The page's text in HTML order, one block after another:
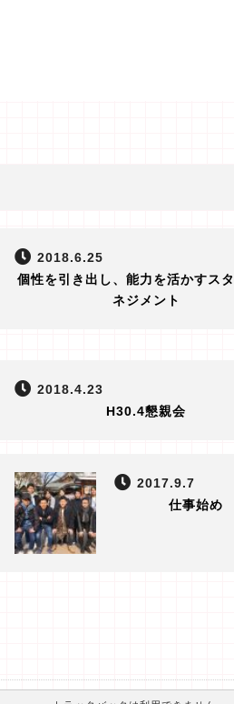
2018.6.25
個性を引き出し、能力を活かすス
ネジメント
2018.4.23
H30.4懇親会
2017.9.7
仕事始め